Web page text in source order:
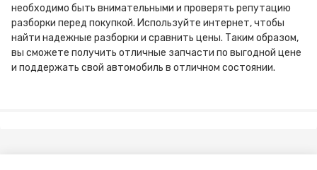
необходимо быть внимательными и проверять репутацию
разборки перед покупкой. Используйте интернет, чтобы
найти надежные разборки и сравнить цены. Таким образом,
вы сможете получить отличные запчасти по выгодной цене
и поддержать свой автомобиль в отличном состоянии.